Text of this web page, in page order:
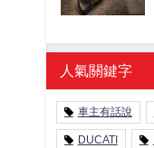
人氣關鍵字
車主有話說
DUCATI